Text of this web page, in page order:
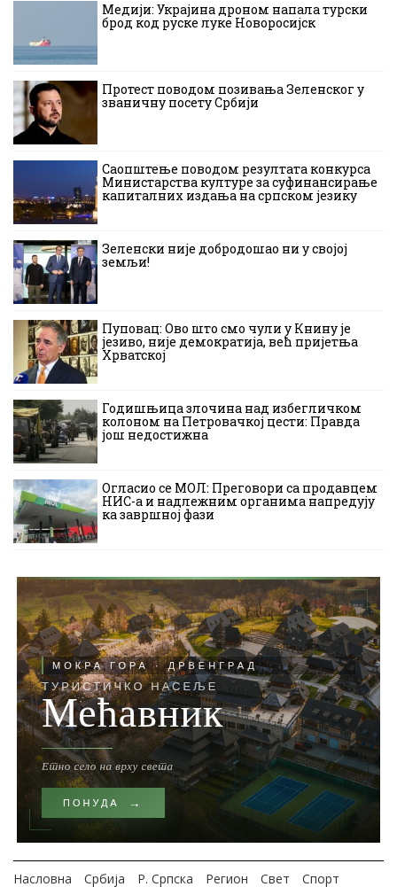
Медији: Украјина дроном напала турски
брод код руске луке Новоросијск
Протест поводом позивања Зеленског у
званичну посету Србији
Саопштење поводом резултата конкурса
Министарства културе за суфинансирање
капиталних издања на српском језику
Зеленски није добродошао ни у својој
земљи!
Пуповац: Ово што смо чули у Книну је
језиво, није демократија, већ пријетња
Хрватској
Годишњица злочина над избегличком
колоном на Петровачкој цести: Правда
још недостижна
Огласио се МОЛ: Преговори са продавцем
НИС-а и надлежним органима напредују
ка завршној фази
Насловна Србија Р. Српска Регион Свет Спорт